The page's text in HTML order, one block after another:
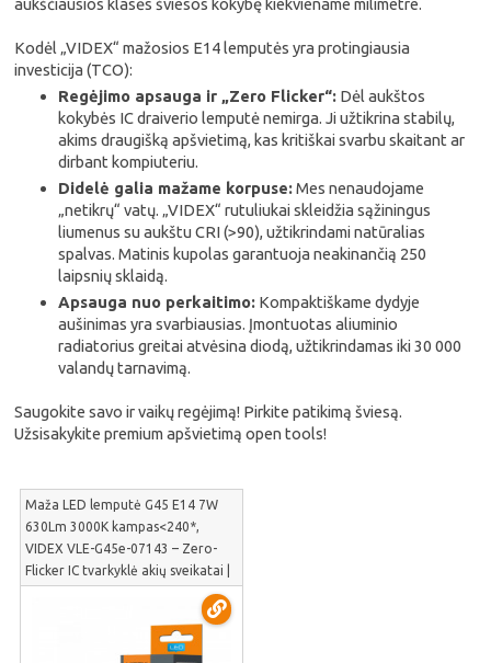
aukščiausios klasės šviesos kokybę kiekviename milimetre.
Kodėl „VIDEX“ mažosios E14 lemputės yra protingiausia
investicija (TCO):
Regėjimo apsauga ir „Zero Flicker“: Dėl aukštos
kokybės IC draiverio lemputė nemirga. Ji užtikrina stabilų,
akims draugišką apšvietimą, kas kritiškai svarbu skaitant ar
dirbant kompiuteriu.
Didelė galia mažame korpuse:Mes nenaudojame
„netikrų“ vatų. „VIDEX“ rutuliukai skleidžia sąžiningus
liumenus su aukštu CRI (>90), užtikrindami natūralias
spalvas. Matinis kupolas garantuoja neakinančią 250
laipsnių sklaidą.
Apsauga nuo perkaitimo: Kompaktiškame dydyje
aušinimas yra svarbiausias. Įmontuotas aliuminio
radiatorius greitai atvėsina diodą, užtikrindamas iki 30 000
valandų tarnavimą.
Saugokite savo ir vaikų regėjimą! Pirkite patikimą šviesą.
Užsisakykite premium apšvietimą open tools!
Maža LED lemputė G45 E14 7W
630Lm 3000K kampas<240*,
VIDEX VLE-G45e-07143 – Zero-
Flicker IC tvarkyklė akių sveikatai |